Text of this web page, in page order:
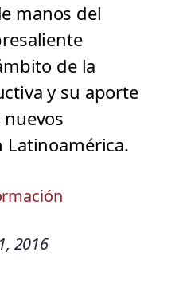
manos del
de la
y su aporte
Latinoamérica.
2016